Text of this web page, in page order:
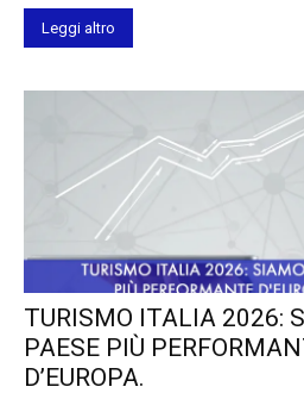
Leggi altro
TURISMO ITALIA 2026:
PAESE PIÙ
D’EUROPA.